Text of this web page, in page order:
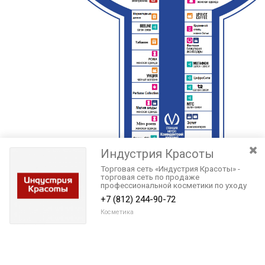
Индустрия Красоты
Торговая сеть «Индустрия Красоты» -
торговая сеть по продаже
профессиональной косметики по уходу
за волосами, инструмента и аксессуаров
для парикмахеров.
+7 (812) 244-90-72
Косметика